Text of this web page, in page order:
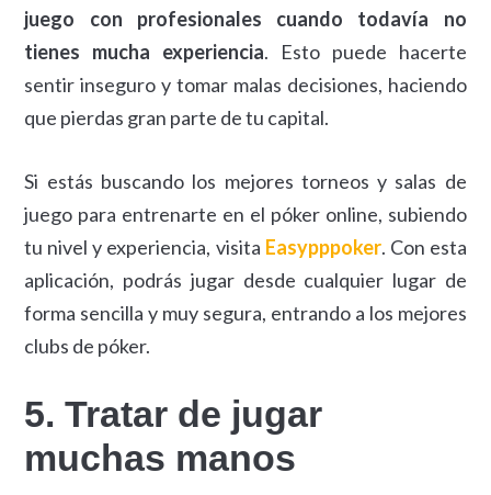
juego con profesionales cuando todavía no
tienes mucha experiencia. Esto puede hacerte
sentir inseguro y tomar malas decisiones, haciendo
que pierdas gran parte de tu capital.
Si estás buscando los mejores torneos y salas de
juego para entrenarte en el póker online, subiendo
tu nivel y experiencia, visita Easypppoker. Con esta
aplicación, podrás jugar desde cualquier lugar de
forma sencilla y muy segura, entrando a los mejores
clubs de póker.
5. Tratar de jugar
muchas manos